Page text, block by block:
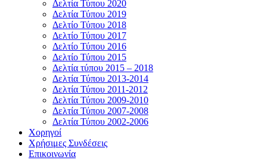
Δελτία Τύπου 2020
Δελτία Τύπου 2019
Δελτίο Τύπου 2018
Δελτίο Τύπου 2017
Δελτίο Τύπου 2016
Δελτίο Τύπου 2015
Δελτία τύπου 2015 – 2018
Δελτία Τύπου 2013-2014
Δελτία Τύπου 2011-2012
Δελτία Τύπου 2009-2010
Δελτία Τύπου 2007-2008
Δελτία Τύπου 2002-2006
Χορηγοί
Χρήσιμες Συνδέσεις
Επικοινωνία